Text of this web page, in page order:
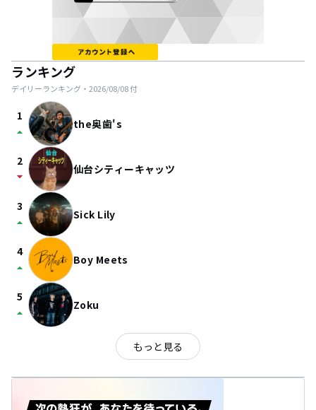
ランキング
デイリーランキング・ 2026/08/08付
1
arrow_drop_up the奥歯's
2
arrow_drop_down 仙台シティーキャッツ
3
arrow_drop_up Sick Lily
4
arrow_drop_up Boy Meets
5
arrow_drop_up Zoku
もっと見る